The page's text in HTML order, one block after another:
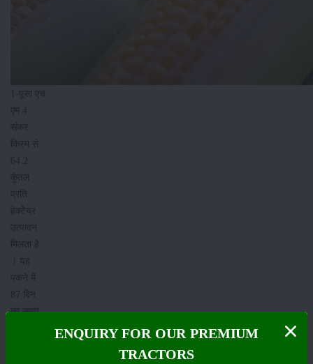
1-पूसा एच
एम 4
संकर
किस्म से
64.2
कुंतल
प्रति
हेक्टेयर
उत्पादन
मिलता है
। यह
पकने में
87 दिन
का समय
ENQUIRY FOR OUR PREMIUM
TRACTORS